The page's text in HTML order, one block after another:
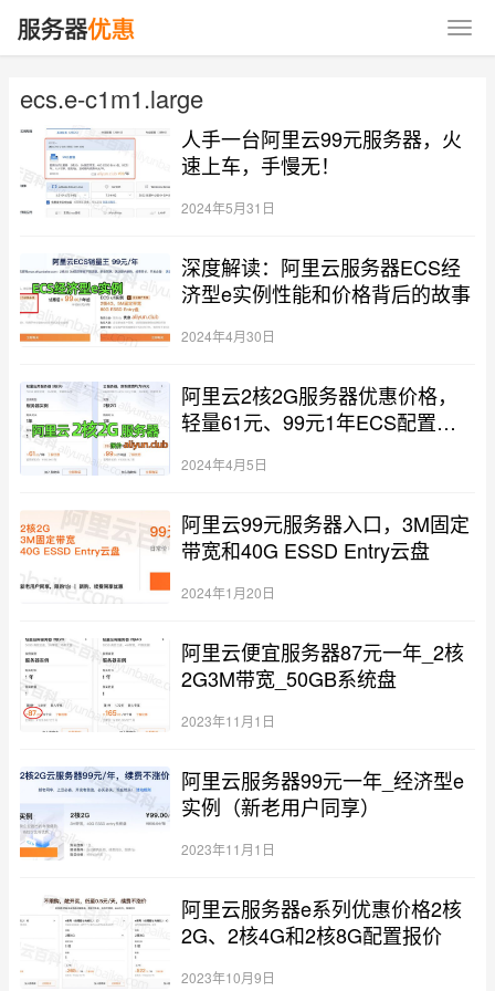
ecs.e-c1m1.large
人手一台阿里云99元服务器，火
速上车，手慢无！
2024年5月31日
深度解读：阿里云服务器ECS经
济型e实例性能和价格背后的故事
2024年4月30日
阿里云2核2G服务器优惠价格，
轻量61元、99元1年ECS配置对
2024年4月5日
阿里云99元服务器入口，3M固定
带宽和40G ESSD Entry云盘
2024年1月20日
阿里云便宜服务器87元一年_2核
2G3M带宽_50GB系统盘
2023年11月1日
阿里云服务器99元一年_经济型e
实例（新老用户同享）
2023年11月1日
阿里云服务器e系列优惠价格2核
2G、2核4G和2核8G配置报价
2023年10月9日